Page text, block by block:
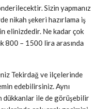
Sizin yapmanız
nikah şekeri hazırlama iş
elinizdedir. Ne kadar çok
800 – 1500 lira arasında
Tekirdağ ve ilçelerinde
edebilirsiniz. Aynı
dükkanlar ile de görüşebilir